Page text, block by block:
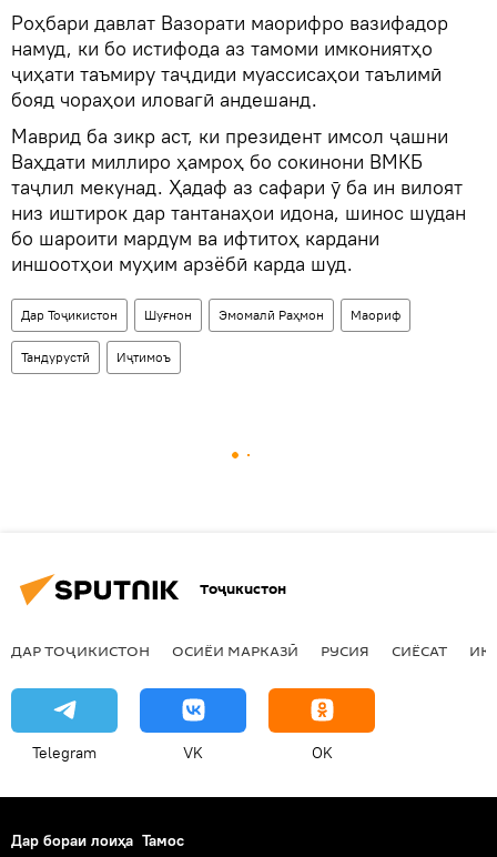
Роҳбари давлат Вазорати маорифро вазифадор
намуд, ки бо истифода аз тамоми имкониятҳо
ҷиҳати таъмиру таҷдиди муассисаҳои таълимӣ
бояд чораҳои иловагӣ андешанд.
Маврид ба зикр аст, ки президент имсол ҷашни
Ваҳдати миллиро ҳамроҳ бо сокинони ВМКБ
таҷлил мекунад. Ҳадаф аз сафари ӯ ба ин вилоят
низ иштирок дар тантанаҳои идона, шинос шудан
бо шароити мардум ва ифтитоҳ кардани
иншоотҳои муҳим арзёбӣ карда шуд.
Дар Тоҷикистон Шуғнон Эмомалӣ Раҳмон Маориф
Тандурустӣ Иҷтимоъ
Тоҷикистон
ДАР ТОҶИКИСТОН ОСИЁИ МАРКАЗӢ РУСИЯ СИЁСАТ
Telegram VK OK
Дар бораи лоиҳа Тамос